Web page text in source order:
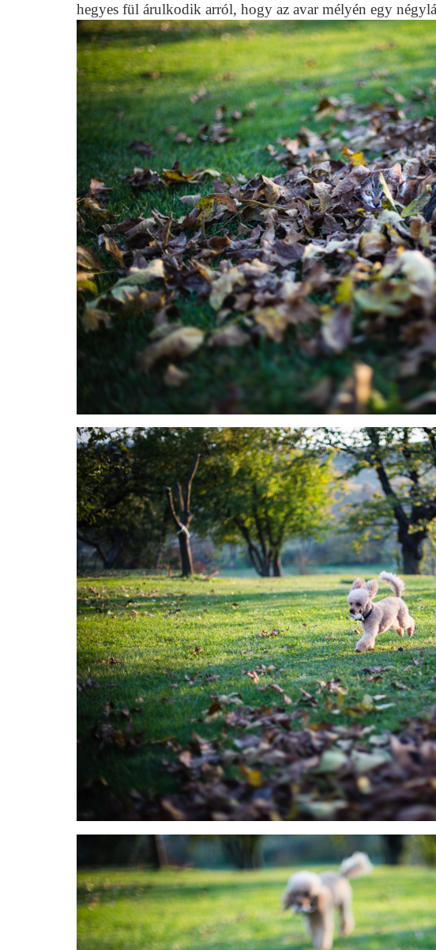
hegyes fül árulkodik arról, hogy az avar mélyén egy